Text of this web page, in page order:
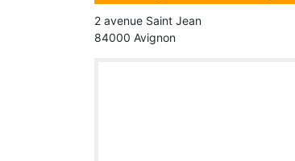
2 avenue Saint Jean
84000 Avignon